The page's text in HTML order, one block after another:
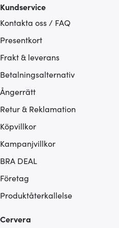
Kundservice
Kontakta oss / FAQ
Presentkort
Frakt & leverans
Betalningsalternativ
Ångerrätt
Retur & Reklamation
Köpvillkor
Kampanjvillkor
BRA DEAL
Företag
Produktåterkallelse
Cervera